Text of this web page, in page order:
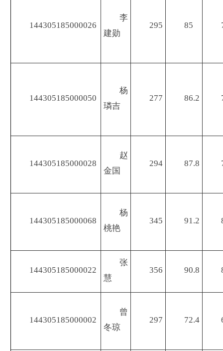
144305185000026
李
建勋
295 85
144305185000050
杨
璘吉
277 86.2
144305185000028
赵
金国
294 87.8
144305185000068
杨
桃艳
345 91.2
144305185000022
张
慧
356 90.8
144305185000002
曾
冬琼
297 72.4